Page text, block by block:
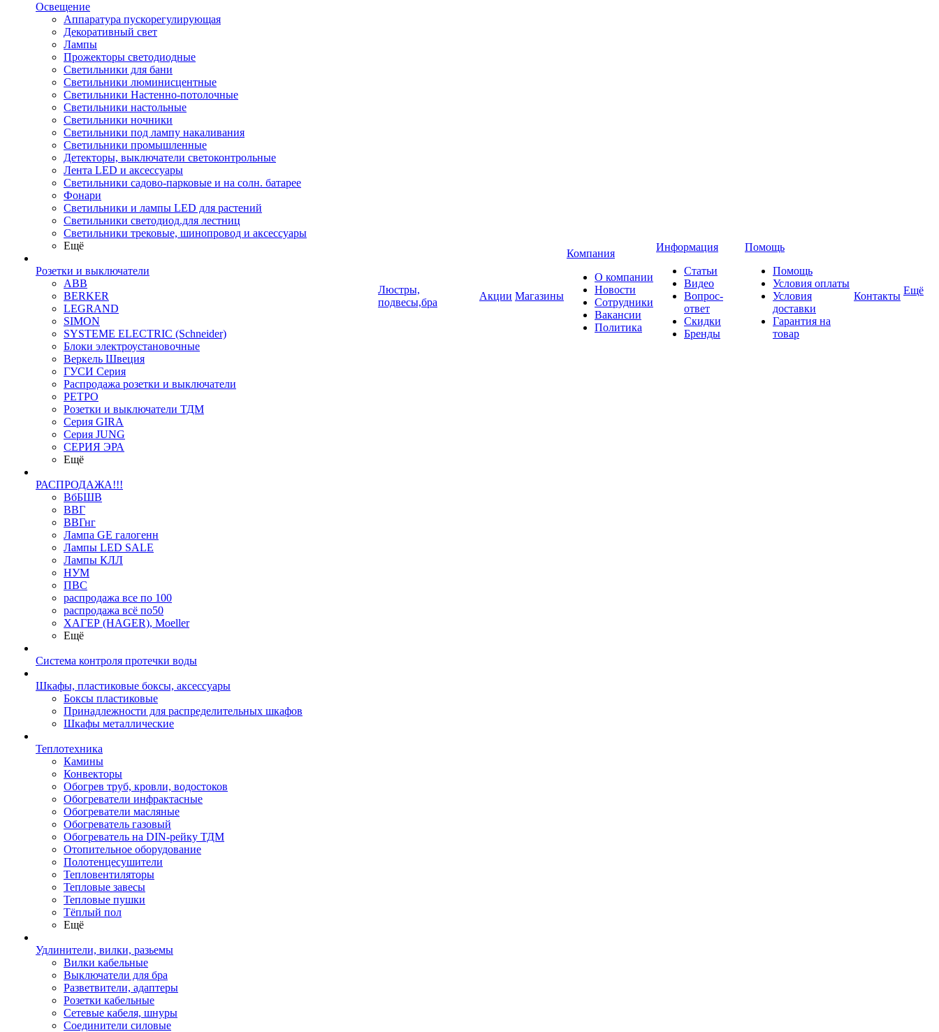
Освещение
Аппаратура пускорегулирующая
Декоративный свет
Лампы
Прожекторы светодиодные
Светильники для бани
Светильники люминисцентные
Светильники Настенно-потолочные
Светильники настольные
Светильники ночники
Светильники под лампу накаливания
Светильники промышленные
Детекторы, выключатели светоконтрольные
Лента LED и аксессуары
Светильники садово-парковые и на солн. батарее
Фонари
Светильники и лампы LED для растений
Светильники светодиод.для лестниц
Светильники трековые, шинопровод и аксессуары
Ещё
Розетки и выключатели
ABB
BERKER
LEGRAND
SIMON
SYSTEME ELECTRIC (Schneider)
Блоки электроустановочные
Веркель Швеция
ГУСИ Серия
Распродажа розетки и выключатели
РЕТРО
Розетки и выключатели ТДМ
Серия GIRA
Серия JUNG
СЕРИЯ ЭРА
Ещё
РАСПРОДАЖА!!!
ВбБШВ
ВВГ
ВВГнг
Лампа GE галогенн
Лампы LED SALE
Лампы КЛЛ
НУМ
ПВС
распродажа все по 100
распродажа всё по50
ХАГЕР (HAGER), Moeller
Ещё
Система контроля протечки воды
Шкафы, пластиковые боксы, аксессуары
Боксы пластиковые
Принадлежности для распределительных шкафов
Шкафы металлические
Теплотехника
Камины
Конвекторы
Обогрев труб, кровли, водостоков
Обогреватели инфрактасные
Обогреватели масляные
Обогреватель газовый
Обогреватель на DIN-рейку ТДМ
Отопительное оборудование
Полотенцесушители
Тепловентиляторы
Тепловые завесы
Тепловые пушки
Тёплый пол
Ещё
Удлинители, вилки, разьемы
Вилки кабельные
Выключатели для бра
Разветвители, адаптеры
Розетки кабельные
Сетевые кабеля, шнуры
Соединители силовые
Люстры,
подвесы,бра
Акции Магазины
Компания
О компании
Новости
Сотрудники
Вакансии
Политика
Информация
Статьи
Видео
Вопрос-
ответ
Скидки
Бренды
Помощь
Помощь
Условия оплаты
Условия
доставки
Гарантия на
товар
Контакты Ещё